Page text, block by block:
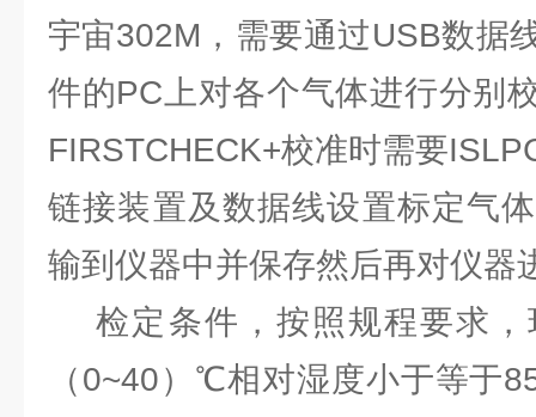
宇宙302M，需要通过USB数据
件的PC上对各个气体进行分别
FIRSTCHECK+校准时需要
链接装置及数据线设置标定气
输到仪器中并保存然后再对仪器
检定条件，按照规程要求，
（0~40）℃相对湿度小于等于